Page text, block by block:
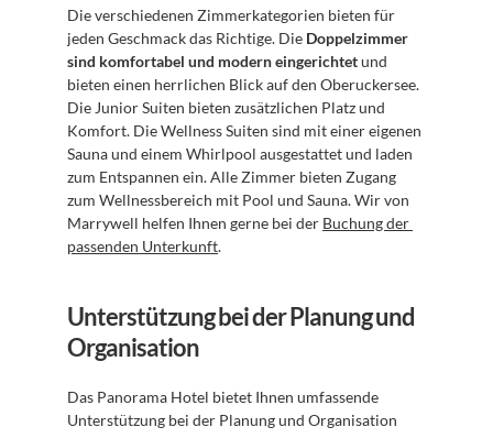
Die verschiedenen Zimmerkategorien bieten für
jeden Geschmack das Richtige. Die Doppelzimmer
sind komfortabel und modern eingerichtet und
bieten einen herrlichen Blick auf den Oberuckersee.
Die Junior Suiten bieten zusätzlichen Platz und
Komfort. Die Wellness Suiten sind mit einer eigenen
Sauna und einem Whirlpool ausgestattet und laden
zum Entspannen ein. Alle Zimmer bieten Zugang
zum Wellnessbereich mit Pool und Sauna. Wir von
Marrywell helfen Ihnen gerne bei der Buchung der
passenden Unterkunft.
Unterstützung bei der Planung und
Organisation
Das Panorama Hotel bietet Ihnen umfassende
Unterstützung bei der Planung und Organisation